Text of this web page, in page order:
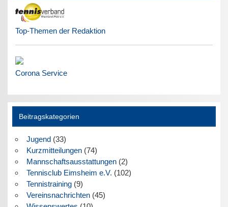
Top-Themen der Redaktion
Corona Service
Beitragskategorien
Jugend(33)
Kurzmitteilungen(74)
Mannschaftsausstattungen(2)
Tennisclub Eimsheim e.V. (102)
Tennistraining(9)
Vereinsnachrichten(45)